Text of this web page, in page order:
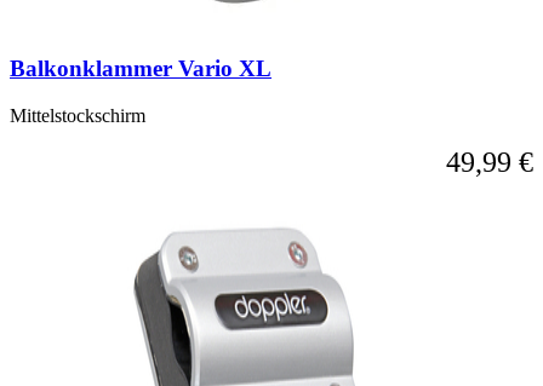
Balkonklammer Vario XL
Mittelstockschirm
49,99 €